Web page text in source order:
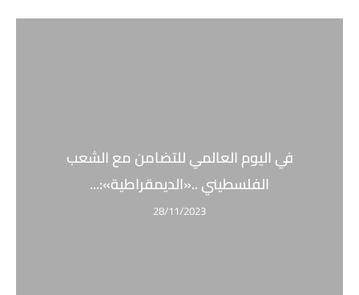
في اليوم العالمي للتضامن مع الشعب
الفلسطيني ..«الديمقراطية»:...
28/11/2023